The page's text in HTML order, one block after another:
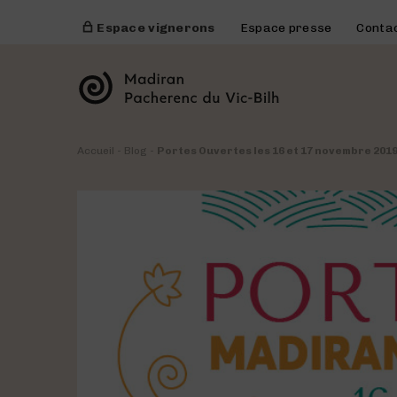
Espace vignerons Espace presse
Accueil Blog Portes Ouvertes les 16 et 17 novembre 2019